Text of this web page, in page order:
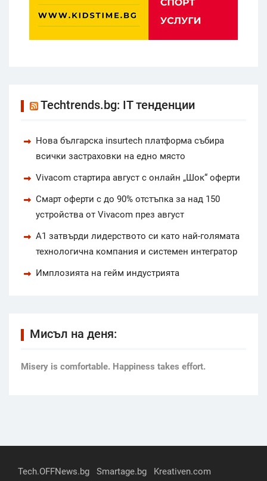
Techtrends.bg: IT тенденции
Нова българска insurtech платформа събира
всички застраховки на едно място
Vivacom стартира август с онлайн „Шок“ оферти
Смарт оферти с до 90% отстъпка за над 150
устройства от Vivacom през август
А1 затвърди лидерството си като най-голямата
технологична компания и системен интегратор
Имплозията на гейм индустрията
Мисъл на деня:
Мisery is comfortable. Happiness takes effort.
Tech.OFFNews.bg Smartage.bg
Kreativen.com